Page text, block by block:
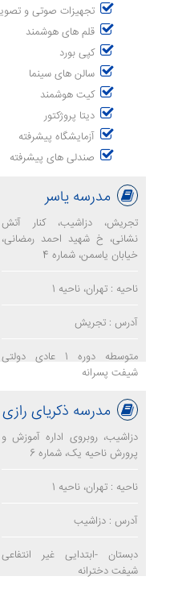
تجهیزات صوتی و
قلم های هوشمند
کپی بورد
سالن های سینما
کیت هوشمند
دیتا پروژکتور
آزمایشگاه پیشرفته
صندلی های پیشرفته
مدرسه یاسر
تجریش، دزاشیب، کنار آتش
نشانی، خ شهید احمد رمضانی،
خیابان یاسمن، شماره 4
ناحیه : تهران، ناحیه 1
آدرس : تجریش
متوسطه دوره 1 عادی دولتی
شیفت پسرانه
مدرسه ذکریای رازی
دزاشیب، روبروی اداره آموزش و
پرورش ناحیه یک، شماره 6
ناحیه : تهران، ناحیه 1
آدرس : دزاشیب
دبستان -ابتدایی غیر انتفاعی
شیفت دخترانه